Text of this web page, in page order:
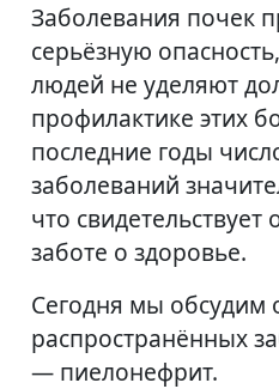
Заболевания почек
серьёзную
людей не уделяют
профилактике этих
последние годы
заболеваний
что свидетельствует
заботе о здоровье.
Сегодня мы обсудим
распространённых
— пиелонефрит.